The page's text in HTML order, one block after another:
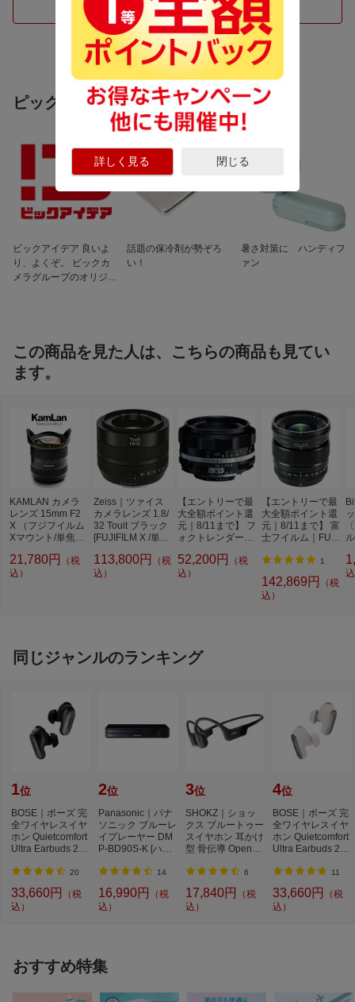
詳しく見る 閉じる
最短撮影距離 0.1m
つづきを見る
ピックアップ商品
ビックアイデア 良いよ
り、よくぞ。 ビックカ
メラグループのオリジナ
話題の保冷剤が勢ぞろ
い！
暑さ対策に ハンディフ
ァン
この商品を見た人は、こちらの商品も見てい
ます。
KAMLAN カメラ
レンズ 15mm F2
X （フジフイルム
Xマウント/単焦点/
カス） KamLan
(カムラン) [FUJIFI
21,780円
（税
込）
Zeiss｜ツァイス
カメラレンズ 1.8/
32 Touit ブラック
[FUJIFILM X /単焦
832X]
113,800円
（税
込）
【エントリーで最
大全額ポイント還
元｜8/11まで】 フ
ォクトレンダー｜
ラレンズ 40mm F
2 SLIIs CPU付き
52,200円
（税
込）
【エントリーで最
大全額ポイント還
元｜8/11まで】 富
士フイルム｜FUJI
ズ XF16mmF1.4 R
WR FUJINON（フ
ジノン） ブラック
[FUJIFILM X /単焦
1
142,869円
（税
込）
同じジャンルのランキング
1位
BOSE｜ボーズ 完
全ワイヤレスイヤ
ホン Quietcomfort
Ultra Earbuds 2nd
U...
20
33,660円
（税
込）
2位
Panasonic｜パナ
ソニック ブルーレ
イプレーヤー DM
P-BD90S-K [ハイ
用...
14
16,990円
（税
込）
3位
SHOKZ｜ショッ
クス ブルートゥー
スイヤホン 耳かけ
型 骨伝導 OpenRu
P...
6
17,840円
（税
込）
4位
BOSE｜ボーズ 完
全ワイヤレスイヤ
ホン Quietcomfort
Ultra Earbuds 2nd
O...
11
33,660円
（税
込）
おすすめ特集